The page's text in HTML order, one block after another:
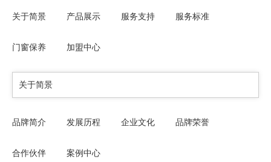
关于简景 产品展示 服务支持 服务标准
门窗保养 加盟中心
关于简景
品牌简介 发展历程 企业文化 品牌荣誉
合作伙伴 案例中心